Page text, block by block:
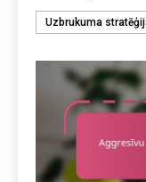
Uzbrukuma